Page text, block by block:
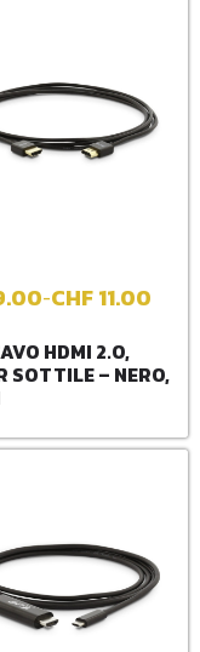
HDMI 2.0,
SOTTILE – NERO,
-CHF11.00